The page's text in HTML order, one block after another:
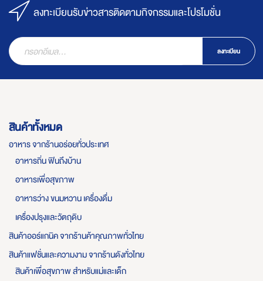
ลงทะเบียนรับข่าวสารติดตามกิจกรรมและโปรโมชั่น
ลงทะเบียน
สินค้าทั้งหมด
อาหาร จากร้านอร่อยทั่วประเทศ
อาหารถิ่น ฟินถึงบ้าน
อาหารเพื่อสุขภาพ
อาหารว่าง ขนมหวาน เครื่องดื่ม
เครื่องปรุงและวัตถุดิบ
สินค้าออร์แกนิค จากร้านค้าคุณภาพทั่วไทย
สินค้าแฟชั่นและความงาม จากร้านดังทั่วไทย
สินค้าเพื่อสุขภาพ สำหรับแม่และเด็ก